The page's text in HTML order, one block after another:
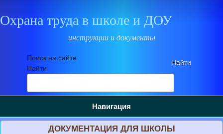
Охрана труда в школе и ДОУ
инструкции и документы
Поиск на сайте
Найти
Навигация
ДОКУМЕНТАЦИЯ ДЛЯ ШКОЛЫ